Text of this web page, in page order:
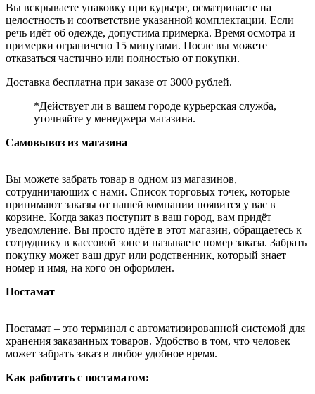
Вы вскрываете упаковку при курьере, осматриваете на
целостность и соответствие указанной комплектации. Если
речь идёт об одежде, допустима примерка. Время осмотра и
примерки ограничено 15 минутами. После вы можете
отказаться частично или полностью от покупки.
Доставка бесплатна при заказе от 3000 рублей.
*Действует ли в вашем городе курьерская служба,
уточняйте у менеджера магазина.
Самовывоз из магазина
Вы можете забрать товар в одном из магазинов,
сотрудничающих с нами. Список торговых точек, которые
принимают заказы от нашей компании появится у вас в
корзине. Когда заказ поступит в ваш город, вам придёт
уведомление. Вы просто идёте в этот магазин, обращаетесь к
сотруднику в кассовой зоне и называете номер заказа. Забрать
покупку может ваш друг или родственник, который знает
номер и имя, на кого он оформлен.
Постамат
Постамат – это терминал с автоматизированной системой для
хранения заказанных товаров. Удобство в том, что человек
может забрать заказ в любое удобное время.
Как работать с постаматом: